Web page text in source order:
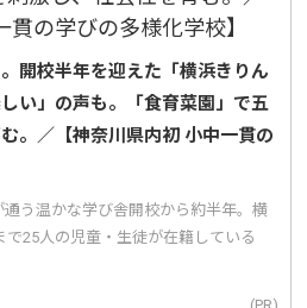
開校半年を迎えた「横浜きりん
い」の声も。「食育菜園」で五
。／【神奈川県内初 小中一貫の
通う温かな学び舎開校から約半年。横
25人の児童・生徒が在籍している